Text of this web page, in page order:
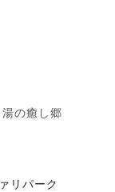
の癒し郷
リパーク